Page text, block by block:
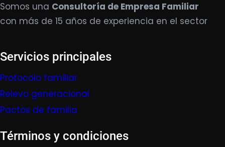
Somos una Consultoría de Empresa Familiar
con más de 15 años de experiencia en el sector
Servicios principales
Protocolo familiar
Relevo generacional
Pactos de familia
Términos y condiciones